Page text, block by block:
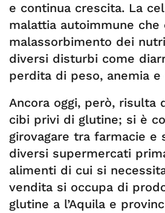
e continua crescita. La
malattia autoimmune che
malassorbimento dei
diversi disturbi come
perdita di peso, anemia e
Ancora oggi, però, risulta
cibi privi di glutine; si è
girovagare tra farmacie e
diversi supermercati
alimenti di cui si
vendita si occupa di
glutine a l’Aquila e